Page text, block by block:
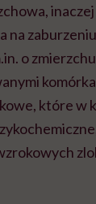
na
o
które w